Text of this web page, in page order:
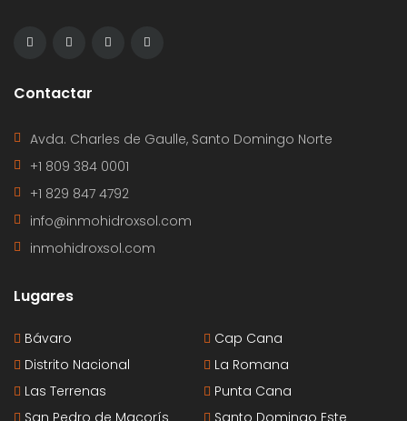
Contactar
Avda. Charles de Gaulle, Santo Domingo Norte
+1 809 384 0001
+1 829 847 4792
info@inmohidroxsol.com
inmohidroxsol.com
Lugares
Bávaro
Cap Cana
Distrito Nacional
La Romana
Las Terrenas
Punta Cana